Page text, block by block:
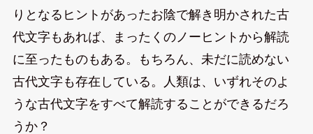
りとなるヒントがあったお陰で解き明かされた古
代文字もあれば、まったくのノーヒントから解読
に至ったものもある。もちろん、未だに読めない
古代文字も存在している。人類は、いずれそのよ
うな古代文字をすべて解読することができるだろ
うか？